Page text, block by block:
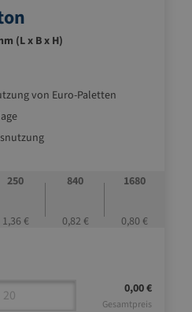
(L x B x H)
von Euro-Paletten
250
1,36 €
840
0,82 €
1680
0,80 €
0,00 €
Gesamtpreis